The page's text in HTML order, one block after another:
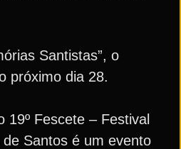
Santistas”, o
próximo dia 28.
19º Fescete – Festival
Santos é um evento